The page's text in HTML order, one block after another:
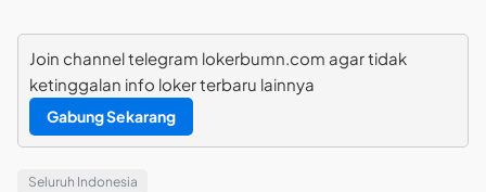
Join channel telegram lokerbumn.com agar tidak
ketinggalan info loker terbaru lainnya
Gabung Sekarang
Seluruh Indonesia